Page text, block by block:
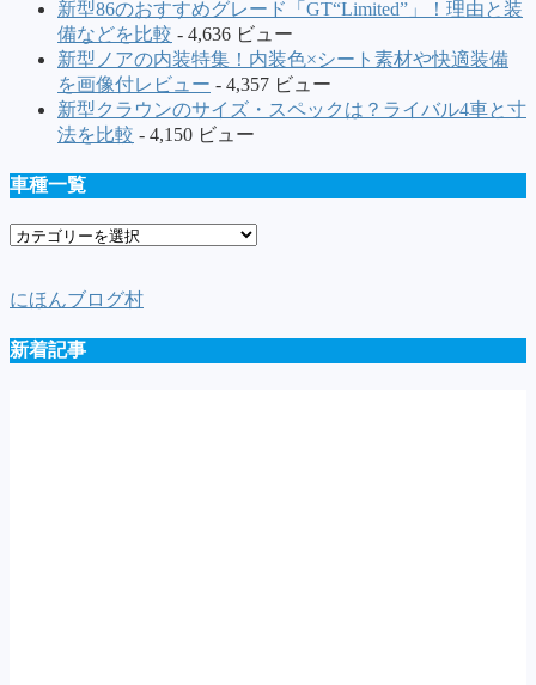
新型86のおすすめグレード「GT“Limited”」！理由と装
備などを比較 - 4,636 ビュー
新型ノアの内装特集！内装色×シート素材や快適装備
を画像付レビュー - 4,357 ビュー
新型クラウンのサイズ・スペックは？ライバル4車と寸
法を比較 - 4,150 ビュー
車種一覧
車
覧
にほんブログ村
新着記事